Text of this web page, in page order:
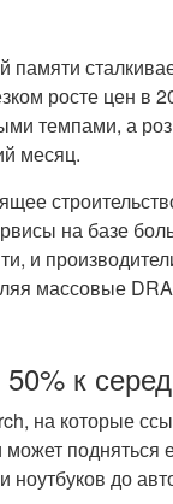
памяти
росте цен в
темпами, а
месяц.
на базе
и
массовые
к
на которые
до